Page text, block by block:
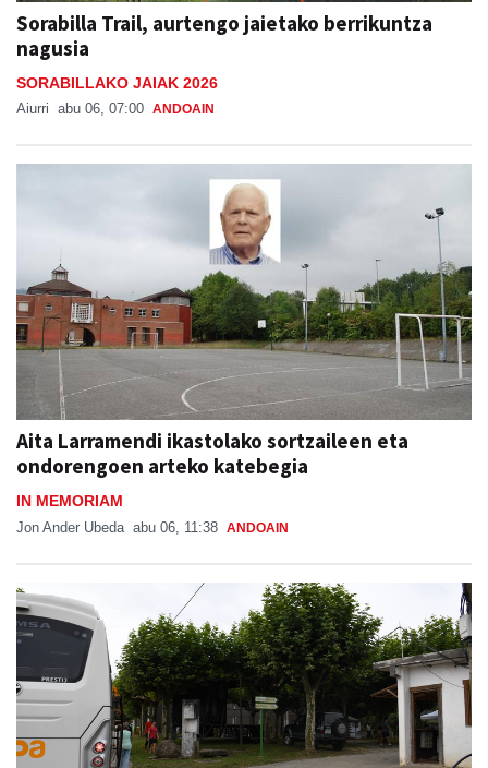
Sorabilla Trail, aurtengo jaietako berrikuntza
nagusia
SORABILLAKO JAIAK 2026
Aiurri abu 06, 07:00 ANDOAIN
Aita Larramendi ikastolako sortzaileen eta
ondorengoen arteko katebegia
IN MEMORIAM
Jon Ander Ubeda abu 06, 11:38 ANDOAIN